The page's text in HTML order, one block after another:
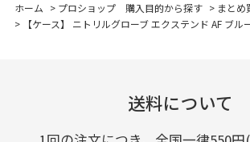
ホーム > プロショップ 購入目的から探す > まとめ
>
【ケース】 ニトリルグローブ エクステンド AF ブ
送料について